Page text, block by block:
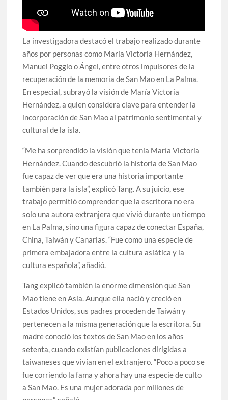
La investigadora destacó el trabajo realizado durante
años por personas como María Victoria Hernández,
Manuel Poggio o Ángel, entre otros impulsores de la
recuperación de la memoria de San Mao en La Palma.
En especial, subrayó la visión de María Victoria
Hernández, a quien considera clave para entender la
incorporación de San Mao al patrimonio sentimental y
cultural de la isla.
“Me ha sorprendido la visión que tenía María Victoria
Hernández. Cuando descubrió la historia de San Mao
fue capaz de ver que era una historia importante
también para la isla”, explicó Tang. A su juicio, ese
trabajo permitió comprender que la escritora no era
solo una autora extranjera que vivió durante un tiempo
en La Palma, sino una figura capaz de conectar España,
China, Taiwán y Canarias. “Fue como una especie de
primera embajadora entre la cultura asiática y la
cultura española”, añadió.
Tang explicó también la enorme dimensión que San
Mao tiene en Asia. Aunque ella nació y creció en
Estados Unidos, sus padres proceden de Taiwán y
pertenecen a la misma generación que la escritora. Su
madre conoció los textos de San Mao en los años
setenta, cuando existían publicaciones dirigidas a
taiwaneses que vivían en el extranjero. “Poco a poco se
fue corriendo la fama y ahora hay una especie de culto
a San Mao. Es una mujer adorada por millones de